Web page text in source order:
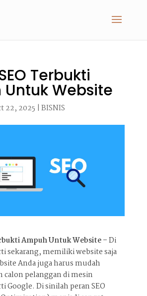
Terbukti
Website
22, 2025 | BISNIS
Ampuh Untuk Website –Di
sekarang, memiliki website saja
Anda juga harus mudah
pelanggan di mesin
Google. Di sinilah peran SEO